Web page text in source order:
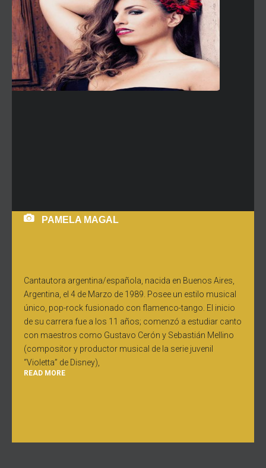
PAMELA MAGAL
Cantautora argentina/española, nacida en Buenos Aires,
Argentina, el 4 de Marzo de 1989. Posee un estilo musical
único, pop-rock fusionado con flamenco-tango. El inicio
de su carrera fue a los 11 años; comenzó a estudiar canto
con maestros como Gustavo Cerón y Sebastián Mellino
(compositor y productor musical de la serie juvenil
“Violetta” de Disney),
READ MORE